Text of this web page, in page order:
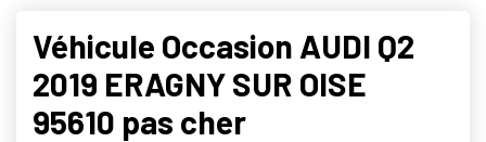
Véhicule Occasion AUDI Q2
2019 ERAGNY SUR OISE
95610 pas cher